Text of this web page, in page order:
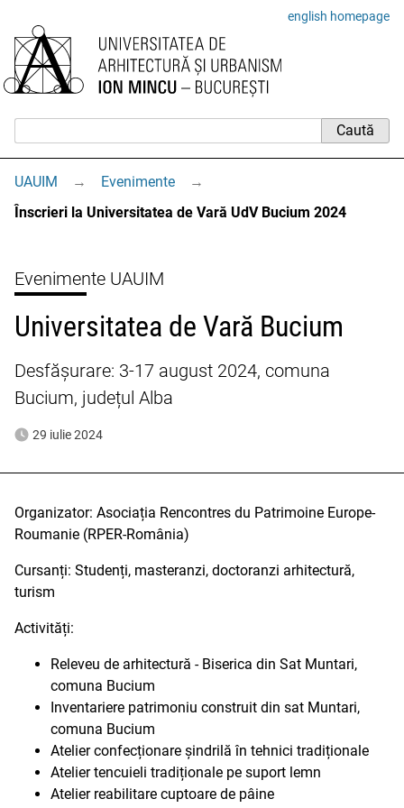
english homepage
UAUIM → Evenimente
→
Înscrieri la Universitatea de Vară UdV Bucium 2024
Evenimente UAUIM
Universitatea de Vară Bucium
Desfășurare: 3-17 august 2024, comuna
Bucium, județul Alba
29 iulie 2024
Organizator: Asociația Rencontres du Patrimoine Europe-
Roumanie (RPER-România)
Cursanți: Studenți, masteranzi, doctoranzi arhitectură,
turism
Activități:
Releveu de arhitectură - Biserica din Sat Muntari,
comuna Bucium
Inventariere patrimoniu construit din sat Muntari,
comuna Bucium
Atelier confecționare șindrilă în tehnici tradiționale
Atelier tencuieli tradiționale pe suport lemn
Atelier reabilitare cuptoare de pâine